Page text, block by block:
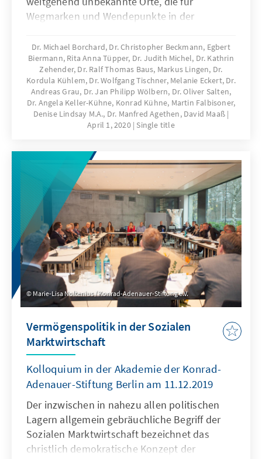
Wegmarken und Wendepunkte in der
dem historischen Ereignis werden die
einzelnen Erinnerungsorte in ihrer Bedeutung
für die Parteigeschichte vorgestellt.
Dr. Michael Borchard, Dr. Christopher Beckmann, Egbert
Biermann, Rita Anna Tüpper, Dr. Judith Michel, Dr. Kathrin
Zehender, Dr. Ralf Thomas Baus, Markus Lingen, Dr.
Kordula Kühlem, Dr. Wolfgang Tischner, Melanie Eckert, Dr.
Andreas Grau, Dr. Jan Philipp Wölbern, Dr. Oliver Salten,
Dr. Angela Keller-Kühne, Konrad Kühne, Martin Falbisoner,
Denise Lindsay M.A., Dr. Manfred Agethen, David Maaß
April 1, 2020 Single title
Marie-Lisa Noltenius / Konrad-Adenauer-Stiftung e.V.
Vermögenspolitik in der Sozialen
Marktwirtschaft
Kolloquium in der Akademie der Konrad-
Adenauer-Stiftung Berlin am 11.12.2019
Der inzwischen in nahezu allen politischen
Lagern allgemein gebräuchliche Begriff der
Sozialen Marktwirtschaft bezeichnet das
christlich demokratische Konzept der